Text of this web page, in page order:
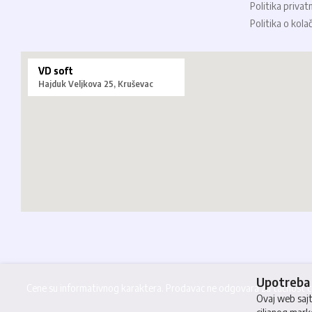
Politika
Politika o
VD soft
Hajduk Veljkova 25, Kruševac
Cene su informativnog karaktera. Prodavac ne odgovara zaUpotreba
Ovaj web